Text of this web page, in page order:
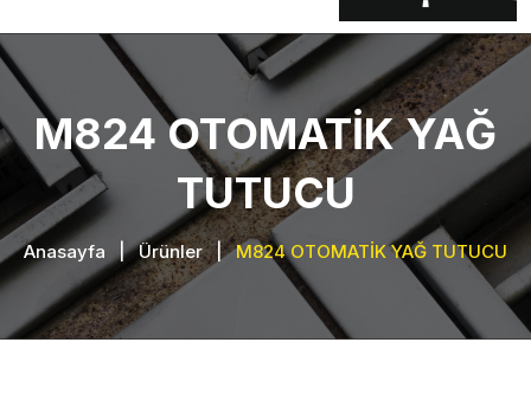
M824 OTOMATİK YAĞ
TUTUCU
Anasayfa | Ürünler | M824 OTOMATİK YAĞ TUTUCU